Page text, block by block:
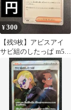
¥300
【残9枚】アビスアイ
サビ組のしたっぱ m5
077/081